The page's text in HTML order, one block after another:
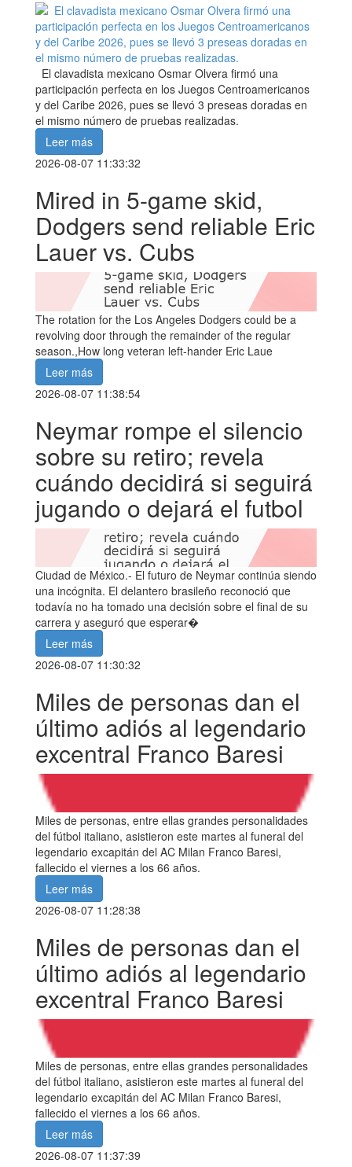
El clavadista mexicano Osmar Olvera firmó una
participación perfecta en los Juegos Centroamericanos
y del Caribe 2026, pues se llevó 3 preseas doradas en
el mismo número de pruebas realizadas.
Leer más
2026-08-07 11:33:32
Mired in 5-game skid,
Dodgers send reliable Eric
Lauer vs. Cubs
The rotation for the Los Angeles Dodgers could be a
revolving door through the remainder of the regular
season.,How long veteran left-hander Eric Laue
Leer más
2026-08-07 11:38:54
Neymar rompe el silencio
sobre su retiro; revela
cuándo decidirá si seguirá
jugando o dejará el futbol
Ciudad de México.- El futuro de Neymar continúa siendo
una incógnita. El delantero brasileño reconoció que
todavía no ha tomado una decisión sobre el final de su
carrera y aseguró que esperar�
Leer más
2026-08-07 11:30:32
Miles de personas dan el
último adiós al legendario
excentral Franco Baresi
Miles de personas, entre ellas grandes personalidades
del fútbol italiano, asistieron este martes al funeral del
legendario excapitán del AC Milan Franco Baresi,
fallecido el viernes a los 66 años.
Leer más
2026-08-07 11:28:38
Miles de personas dan el
último adiós al legendario
excentral Franco Baresi
Miles de personas, entre ellas grandes personalidades
del fútbol italiano, asistieron este martes al funeral del
legendario excapitán del AC Milan Franco Baresi,
fallecido el viernes a los 66 años.
Leer más
2026-08-07 11:37:39